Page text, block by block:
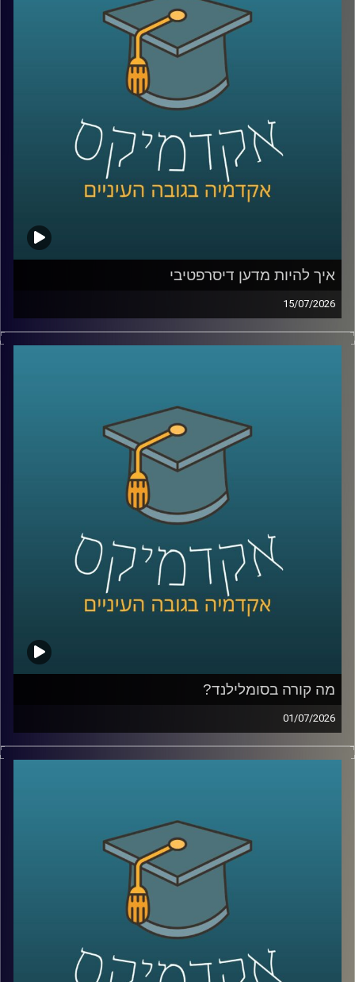
שלהם באופן עצמאי.
ככל שהמערכות האלה הופכות לחכמות יותר, עולה שאלה
הרבה יותר גדולה מרק מה הטכנולוגיה יודעת לעשות: האם
אנחנו יכולים לסמוך עליה? מתי אדם צריך לקבל את ההחלטה,
ומתי אפשר לתת למכונה לעשות את זה? ואם היא טועה, מי
על כל אלו נדבר עם ד״ר אביב בר זוהר, דוקטור למשפטים
בנושא חוקיות רחפנים אוטונומיים קטלניים ומשמעות
מעורבות האדם בחוג ההפעלה.
קרדיט תמונות:AudioVersity
איך להיות מדען דיסרפטיבי
15/07/2026
הרבה מההמצאות שאנחנו מכירים התחילו בכלל מטעות.
פניצילין שנולד מצלחת פטרי שהתמלאה עובש, פוסט־איט
רדאר, וארטיק שנולד כשילד שכח בחוץ כוס עם משקה ומקל
ערבוב בלילה קר.
על פניו, כל אלה נשמעים כמו מזל. אבל אולי זו רק חצי
מהתמונה. כי הרבה אנשים נתקלים בטעויות, בכישלונות
ובדברים לא צפויים, והשאלה היא מי יודע לעצור, להסתכל
עליהם אחרת, ולהפוך אותם לפריצת דרך.
האורח שלנו היום הוא מוטי שטנר, יזם סדרתי, משקיע ומרצה
באוניברסיטת רייכמן. יחד עם אחיו, פרופ׳ אורי שטנר, הוא כתב
את הספר “איך להיות מדען דיסרפטיבי”, שמנסה לשאול האם
פריצות דרך הן באמת עניין של גאונות ומזל, או שאפשר לפתח
צורת חשיבה, ואולי אפילו שיטה, שמגדילה את הסיכוי לזהות
שאלות גדולות, לערער על הנחות יסוד ולפרוץ את גבולות הידע
בפרק הזה נדבר על הדרך שבה נולדות תגליות, על מה שמדע
יכול ללמוד מהייטק, על ההבדל בין חשיבה נועזת לחשיבה לא
מבוססת, ועל השאלה האם אפשר ללמד אנשים לחשוב בצורה
קרדיט תמונות:AudioVersity
מה קורה בסומלילנד?
01/07/2026
יש בעולם מדינה עם כ-6 מיליון תושבים, ממשלה, מטבע, צבא,
דרכונים ובחירות דמוקרטיות. היא יציבה יותר מחלק מהמדינות
היום אנחנו יוצאים להכיר את סומלילנד, מדינה שרוב האנשים
מעולם לא שמעו עליה, אבל ייתכן שבעשור הקרוב היא תהפוך
לשחקנית משמעותית בזירה הגיאופוליטית.
כדי להבין איך נראים החיים במדינה שלא קיימת רשמית, למה
המעצמות הגדולות מתחילות להתעניין בה, והאם גם לישראל יש
אינטרס שם, הצטרף אליי היום השגריר ד״ר חיים קורן, בית ספר
לאודר לממשל, דיפלומטיה ואסטרטגיה, אוניברסיטת רייכמן.
שגריר ישראל הראשון לדרום סודן ושגריר מצרים